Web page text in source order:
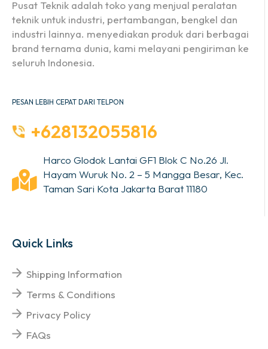
Pusat Teknik adalah toko yang menjual peralatan
teknik untuk industri, pertambangan, bengkel dan
industri lainnya. menyediakan produk dari berbagai
brand ternama dunia, kami melayani pengiriman ke
seluruh Indonesia.
PESAN LEBIH CEPAT DARI TELPON
+628132055816
Harco Glodok Lantai GF1 Blok C No.26 Jl.
Hayam Wuruk No. 2 – 5 Mangga Besar, Kec.
Taman Sari Kota Jakarta Barat 11180
Quick Links
Shipping Information
Terms & Conditions
Privacy Policy
FAQs